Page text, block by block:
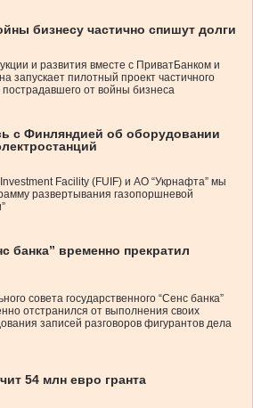
бизнесу частично спишут долги
и развития вместе с ПриватБанком и
запускает пилотный проект частичного
от войны бизнеса
с Финляндией об оборудовании
Facility (FUIF) и АО “Укрнафта” мы
развертывания газопоршневой
банка” временно прекратил
совета государственного “Сенс банка”
отстранился от выполнения своих
записей разговоров фигурантов дела
54 млн евро гранта